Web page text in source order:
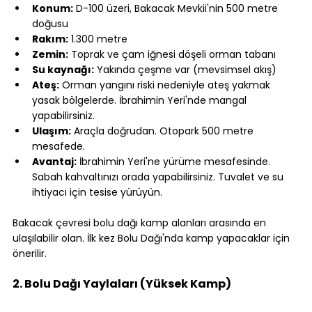
Konum: D-100 üzeri, Bakacak Mevkii'nin 500 metre
doğusu
Rakım: 1.300 metre
Zemin: Toprak ve çam iğnesi döşeli orman tabanı
Su kaynağı: Yakında çeşme var (mevsimsel akış)
Ateş: Orman yangını riski nedeniyle ateş yakmak
yasak bölgelerde. İbrahimin Yeri'nde mangal
yapabilirsiniz.
Ulaşım: Araçla doğrudan. Otopark 500 metre
mesafede.
Avantaj: İbrahimin Yeri'ne yürüme mesafesinde.
Sabah kahvaltınızı orada yapabilirsiniz. Tuvalet ve su
ihtiyacı için tesise yürüyün.
Bakacak çevresi bolu dağı kamp alanları arasında en
ulaşılabilir olan. İlk kez Bolu Dağı'nda kamp yapacaklar için
önerilir.
2. Bolu Dağı Yaylaları (Yüksek Kamp)